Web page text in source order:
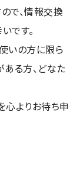
で、情報交換
です。
いの方に限ら
る方、どなた
心よりお待ち申